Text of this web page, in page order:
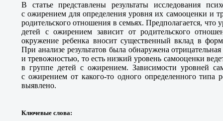
В статье представлены результаты исследования
с ожирением для определения уровня их самооценки и
родительского отношения в семьях. Предполагается, что
детей с ожирением зависит от родительского
окружение ребенка вносит существенный вклад в
При анализе результатов была обнаружена
и тревожностью, то есть низкий уровень самооценки
в группе детей с ожирением. Зависимости уровней
с ожирением от какого-то одного определенного типа
выявлено.
Ключевые слова: